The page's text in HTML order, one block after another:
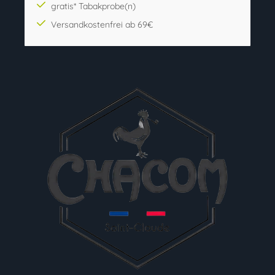
gratis* Tabakprobe(n)
Versandkostenfrei ab 69€